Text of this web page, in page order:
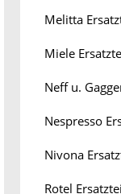
Melitta
Miele
Neff u.
Nespresso
Nivona
Rotel